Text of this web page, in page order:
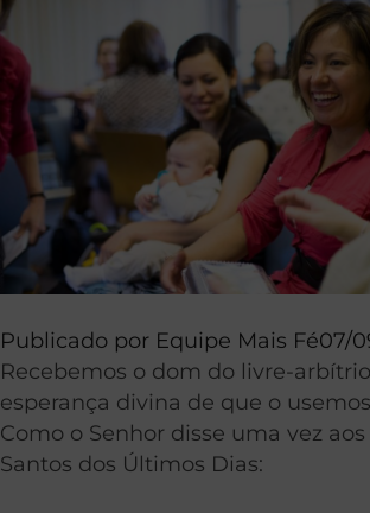
Publicado por Equipe Mais Fé07/
Recebemos o dom do livre-
esperança divina de que o
Como o Senhor disse uma vez aos
Santos dos Últimos Dias: